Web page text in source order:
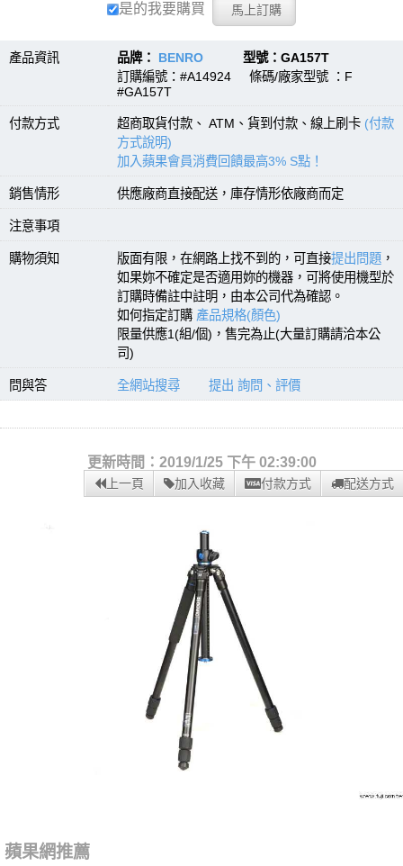
是的我要購買
產品資訊 品牌： BENRO 型號：GA157T
訂購編號：#A14924 條碼/廠家型號 ：F
#GA157T
付款方式 超商取貨付款、 ATM、貨到付款、線上刷卡 (付款
方式說明)
加入蘋果會員消費回饋最高3% S點！
銷售情形 供應廠商直接配送，庫存情形依廠商而定
注意事項
購物須知 版面有限，在網路上找不到的，可直接提出問題 ，
如果妳不確定是否適用妳的機器，可將使用機型於
訂購時備註中註明，由本公司代為確認。
如何指定訂購 產品規格(顏色)
限量供應1(組/個)，售完為止(大量訂購請洽本公
司)
問與答 全網站搜尋 提出 詢問、評價
更新時間：2019/1/25 下午 02:39:00
上一頁 加入收藏 付款方式 配送方式
蘋果網推薦